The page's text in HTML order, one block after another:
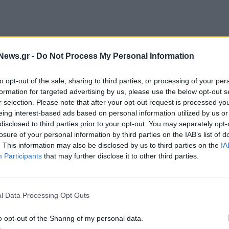
- Do Not Process My Personal Information
opt-out of the sale, sharing to third parties, or processing of your
for targeted advertising by us, please use the below opt-out
selection. Please note that after your opt-out request is processed
interest-based ads based on personal information utilized by us
to third parties prior to your opt-out. You may separately
of your personal information by third parties on the IAB’s list of
This information may also be disclosed by us to third parties on the
Participants that may further disclose it to other third parties.
Data Processing Opt Outs
opt-out of the Sharing of my personal data.
Πολλές φορές κάνει αμετροεπείς δηλώσεις,
Πόσες φορές έχει πει για παράδειγμα ότι η
σχολίασε ο κ. Ανδρουλάκης στο Zarpa, επιμένοντας
προστασίας, επένδυσης περισσότερων πόρων
και αξιοποίηση των εποχικών
χειμερινούς μήνες.
μπορεί να είναι από τις πιο ευάλωτες της